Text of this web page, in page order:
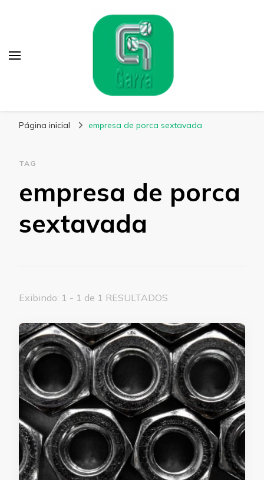
Página inicial empresa de porca sextavada
TAG
empresa de porca
sextavada
Exibindo: 1 - 1 de 1 RESULTADOS